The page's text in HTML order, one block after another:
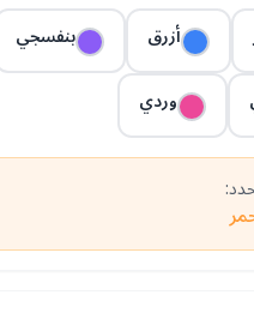
أزرق بنفسجي
وردي